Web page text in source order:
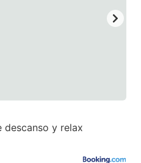
descanso y relax